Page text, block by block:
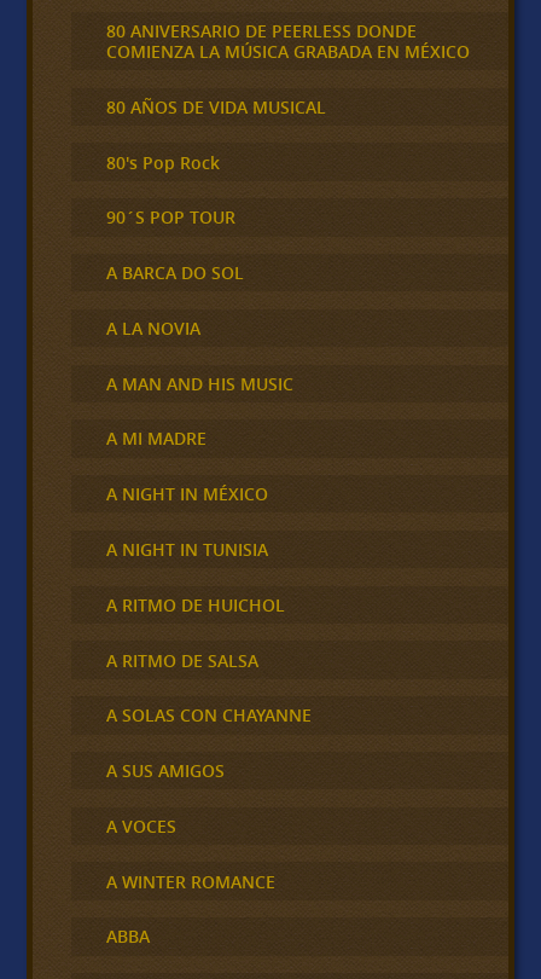
80 ANIVERSARIO DE PEERLESS DONDE
COMIENZA LA MÚSICA GRABADA EN MÉXICO
80 AÑOS DE VIDA MUSICAL
80's Pop Rock
90´S POP TOUR
A BARCA DO SOL
A LA NOVIA
A MAN AND HIS MUSIC
A MI MADRE
A NIGHT IN MÉXICO
A NIGHT IN TUNISIA
A RITMO DE HUICHOL
A RITMO DE SALSA
A SOLAS CON CHAYANNE
A SUS AMIGOS
A VOCES
A WINTER ROMANCE
ABBA